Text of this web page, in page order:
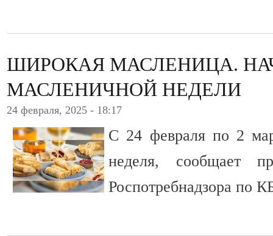
ШИРОКАЯ МАСЛЕНИЦА.
МАСЛЕНИЧНОЙ НЕДЕЛИ
24 февраля, 2025 - 18:17
С 24 февраля по 2
неделя, сообщает
Роспотребнадзора по